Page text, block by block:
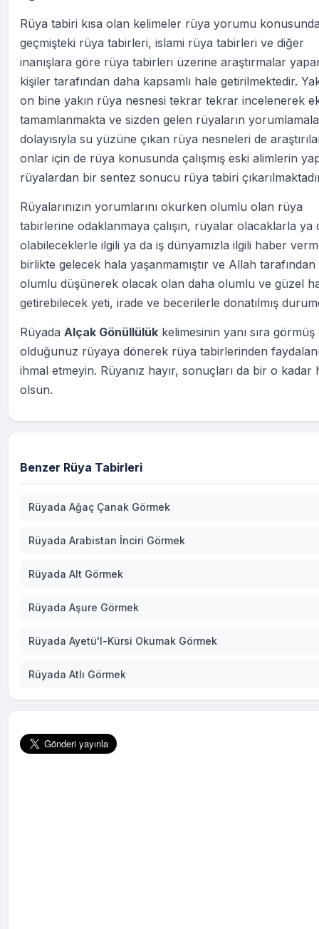
Rüya tabiri kısa olan kelimeler rüya yorumu
geçmişteki rüya tabirleri, islami rüya tabirleri ve diğer
inanışlara göre rüya tabirleri üzerine araştırmalar
kişiler tarafından daha kapsamlı hale getirilmektedir.
on bine yakın rüya nesnesi tekrar tekrar incelenerek
tamamlanmakta ve sizden gelen rüyaların
dolayısıyla su yüzüne çıkan rüya nesneleri de
onlar için de rüya konusunda çalışmış eski alimlerin
rüyalardan bir sentez sonucu rüya tabiri
Rüyalarınızın yorumlarını okurken olumlu olan rüya
tabirlerine odaklanmaya çalışın, rüyalar olacaklarla ya
olabileceklerle ilgili ya da iş dünyamızla ilgili haber
birlikte gelecek hala yaşanmamıştır ve Allah
olumlu düşünerek olacak olan daha olumlu ve güzel
getirebilecek yeti, irade ve becerilerle donatılmış
Rüyada Alçak Gönüllülük kelimesinin yanı sıra görmüş
olduğunuz rüyaya dönerek rüya tabirlerinden
ihmal etmeyin. Rüyanız hayır, sonuçları da bir o kadar
olsun.
Benzer Rüya Tabirleri
Rüyada Ağaç Çanak Görmek
Rüyada Arabistan İnciri Görmek
Rüyada Alt Görmek
Rüyada Aşure Görmek
Rüyada Ayetü'l-Kürsi Okumak Görmek
Rüyada Atlı Görmek